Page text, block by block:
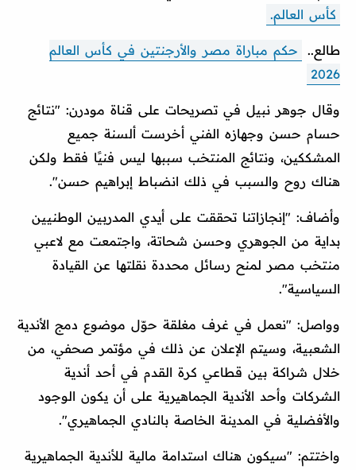
كأس العالم.
طالع..
حكم مباراة مصر والأرجنتين في كأس العالم
2026
وقال جوهر نبيل في تصريحات على قناة مودرن: "نتائج
حسام حسن وجهازه الفني أخرست ألسنة جميع
المشككين، ونتائج المنتخب سببها ليس فنيًا فقط ولكن
هناك روح والسبب في ذلك انضباط إبراهيم حسن".
وأضاف: "إنجازاتنا تحققت على أيدي المدربين الوطنيين
بداية من الجوهري وحسن شحاتة، واجتمعت مع لاعبي
منتخب مصر لمنح رسائل محددة نقلتها عن القيادة
السياسية".
وواصل: "نعمل في غرف مغلقة حوّل موضوع دمج الأندية
الشعبية، وسيتم الإعلان عن ذلك في مؤتمر صحفي، من
خلال شراكة بين قطاعي كرة القدم في أحد أندية
الشركات وأحد الأندية الجماهيرية على أن يكون الوجود
والأفضلية في المدينة الخاصة بالنادي الجماهيري".
واختتم: "سيكون هناك استدامة مالية للأندية الجماهيرية